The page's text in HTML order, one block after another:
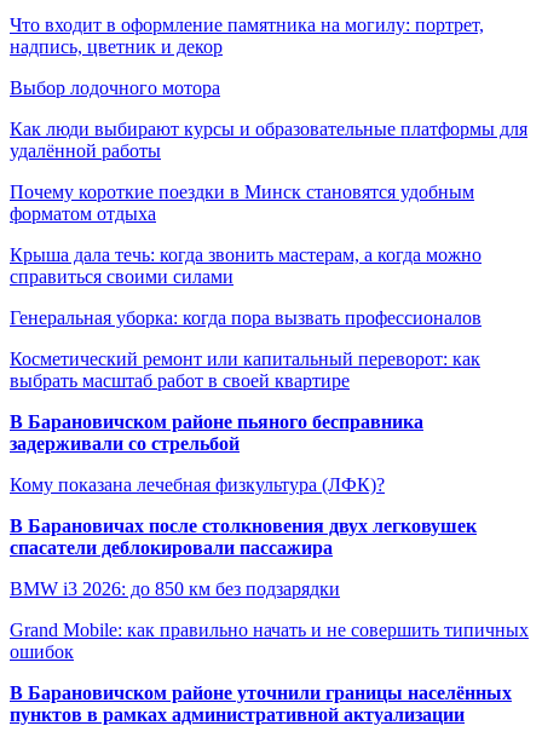
Что входит в оформление памятника на могилу: портрет,
надпись, цветник и декор
Выбор лодочного мотора
Как люди выбирают курсы и образовательные платформы для
удалённой работы
Почему короткие поездки в Минск становятся удобным
форматом отдыха
Крыша дала течь: когда звонить мастерам, а когда можно
справиться своими силами
Генеральная уборка: когда пора вызвать профессионалов
Косметический ремонт или капитальный переворот: как
выбрать масштаб работ в своей квартире
В Барановичском районе пьяного бесправника
задерживали со стрельбой
Кому показана лечебная физкультура (ЛФК)?
В Барановичах после столкновения двух легковушек
спасатели деблокировали пассажира
BMW i3 2026: до 850 км без подзарядки
Grand Mobile: как правильно начать и не совершить типичных
ошибок
В Барановичском районе уточнили границы населённых
пунктов в рамках административной актуализации